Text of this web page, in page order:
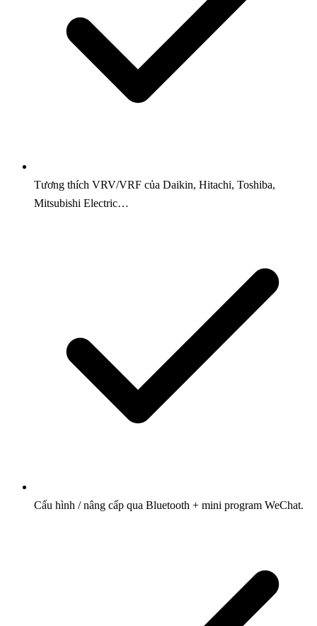
Tương thích VRV/VRF của Daikin, Hitachi, Toshiba,
Mitsubishi Electric…
Cấu hình / nâng cấp qua Bluetooth + mini program WeChat.